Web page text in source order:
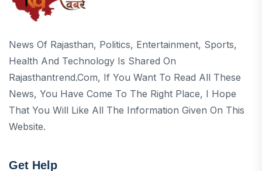
News Of Rajasthan, Politics, Entertainment, Sports,
Health And Technology Is Shared On
Rajasthantrend.com, If You Want To Read All These
News, You Have Come To The Right Place, I Hope
That You Will Like All The Information Given On This
Website.
Get Help